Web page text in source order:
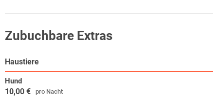
Liebfrauenkirche Trier 1,8 km
Museum am Dom 1,8 km
Fußgängerzone Trier 2 km
Zubuchbare Extras
Haustiere
Hund
10,00 € pro Nacht